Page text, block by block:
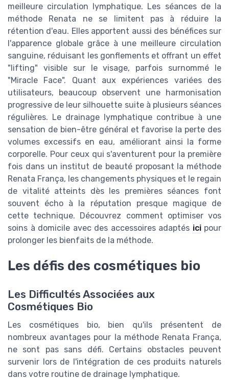
meilleure circulation lymphatique. Les séances de la
méthode Renata ne se limitent pas à réduire la
rétention d'eau. Elles apportent aussi des bénéfices sur
l'apparence globale grâce à une meilleure circulation
sanguine, réduisant les gonflements et offrant un effet
"lifting" visible sur le visage, parfois surnommé le
"Miracle Face". Quant aux expériences variées des
utilisateurs, beaucoup observent une harmonisation
progressive de leur silhouette suite à plusieurs séances
régulières. Le drainage lymphatique contribue à une
sensation de bien-être général et favorise la perte des
volumes excessifs en eau, améliorant ainsi la forme
corporelle. Pour ceux qui s'aventurent pour la première
fois dans un institut de beauté proposant la méthode
Renata França, les changements physiques et le regain
de vitalité atteints dès les premières séances font
souvent écho à la réputation presque magique de
cette technique. Découvrez comment optimiser vos
soins à domicile avec des accessoires adaptés icipour
prolonger les bienfaits de la méthode.
Les défis des cosmétiques bio
Les Difficultés Associées aux
Cosmétiques Bio
Les cosmétiques bio, bien qu'ils présentent de
nombreux avantages pour la méthode Renata França,
ne sont pas sans défi. Certains obstacles peuvent
survenir lors de l'intégration de ces produits naturels
dans votre routine de drainage lymphatique.